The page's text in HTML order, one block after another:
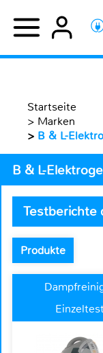
Startseite
> Marken
> B & L-
B & L-
Testberichte
Produkte